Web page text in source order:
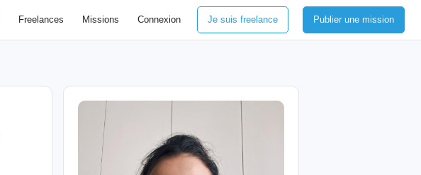
Freelances Missions Connexion Je suis freelance Publier une mission